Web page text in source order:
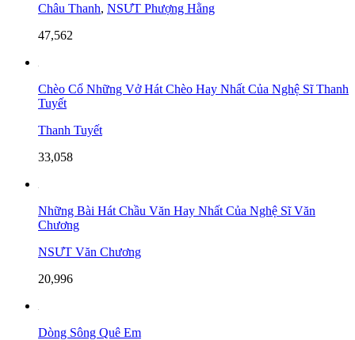
Châu Thanh, NSƯT Phượng Hằng
47,562
Chèo Cổ Những Vở Hát Chèo Hay Nhất Của Nghệ Sĩ Thanh
Tuyết
Thanh Tuyết
33,058
Những Bài Hát Chầu Văn Hay Nhất Của Nghệ Sĩ Văn
Chương
NSƯT Văn Chương
20,996
Dòng Sông Quê Em